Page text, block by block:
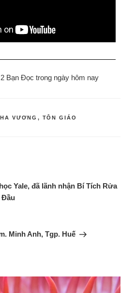
Bạn Đọc trong ngày hôm nay
VƯƠNG , TÔN GIÁO
Yale, đã lãnh nhận Bí Tích Rửa
Đầu
Minh Anh, Tgp. Huế